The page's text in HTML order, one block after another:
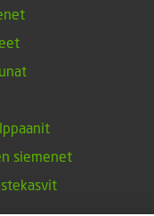
siemenet